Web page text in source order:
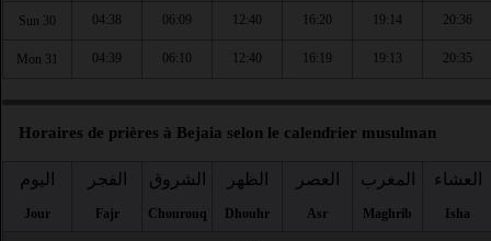
Sun 30 04:38 06:09 12:40 16:20 19:14 20:36
Mon 31 04:39 06:10 12:40 16:19 19:13 20:35
Horaires de prières à Bejaia selon le calendrier musulman
اليوم
Jour
الفجر
Fajr
الشروق
Chourouq
الظهر
Dhouhr
العصر
Asr
المغرب
Maghrib
العشاء
Isha